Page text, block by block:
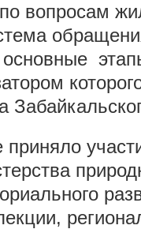
вопросам
основные